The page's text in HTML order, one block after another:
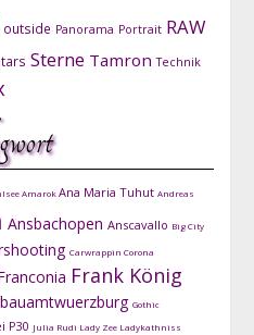
outside Panorama Portrait RAW
Sterne Tamron Technik
AmarokAna Maria Tuhut Andreas
Ansbachopen Anscavallo Big City
Carwrappin Corona
Frank König
Gothic
P30 Julia Rudi Lady Zee Ladykathniss